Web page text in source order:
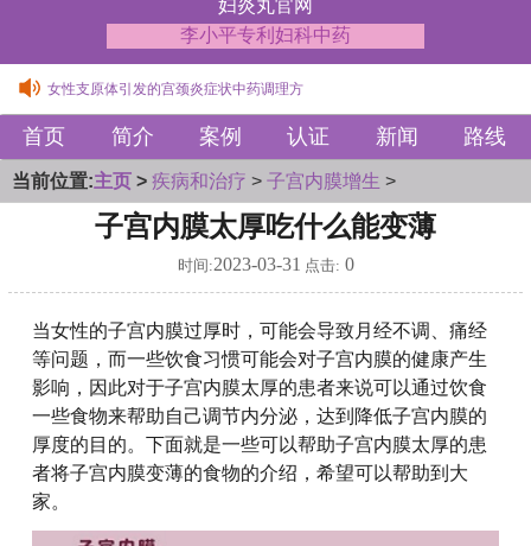
妇炎丸官网
李小平专利妇科中药
女性支原体引发的宫颈炎症状中药调理方
子宫腺肌症伴盆腔充血疼痛中药治疗方法
女性支原体引发的宫颈炎症状中药调理方
子宫腺肌症伴盆腔充血疼痛中药治疗方法
首页 简介 案例 认证 新闻 路线
当前位置:主页 > 疾病和治疗 > 子宫内膜增生 >
子宫内膜太厚吃什么能变薄
时间:2023-03-31 点击: 0
当女性的子宫内膜过厚时，可能会导致月经不调、痛经
等问题，而一些饮食习惯可能会对子宫内膜的健康产生
影响，因此对于子宫内膜太厚的患者来说可以通过饮食
一些食物来帮助自己调节内分泌，达到降低子宫内膜的
厚度的目的。下面就是一些可以帮助子宫内膜太厚的患
者将子宫内膜变薄的食物的介绍，希望可以帮助到大
家。